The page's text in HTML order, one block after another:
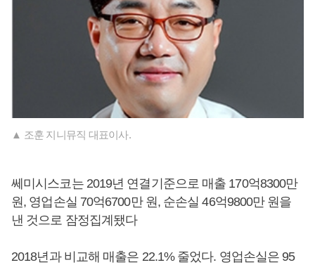
▲ 조훈 지니뮤직 대표이사.
쎄미시스코는 2019년 연결기준으로 매출 170억8300만
원, 영업손실 70억6700만 원, 순손실 46억9800만 원을
낸 것으로 잠정집계됐다
2018년과 비교해 매출은 22.1% 줄었다. 영업손실은 95